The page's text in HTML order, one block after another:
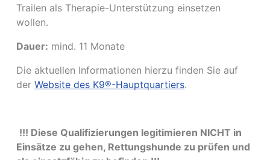
Trailen als Therapie-Unterstützung einsetzen
wollen.
Dauer: mind. 11 Monate
Die aktuellen Informationen hierzu finden Sie auf
derWebsite des K9®-Hauptquartiers.
!!! Diese Qualifizierungen legitimieren NICHT in
Einsätze zu gehen, Rettungshunde zu prüfen und